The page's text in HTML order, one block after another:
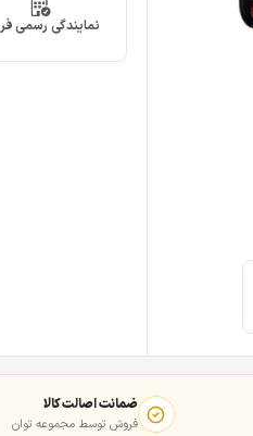
نمایندگی رسمی
ضمانت اصالت کالا
فروش توسط مجموعه توان